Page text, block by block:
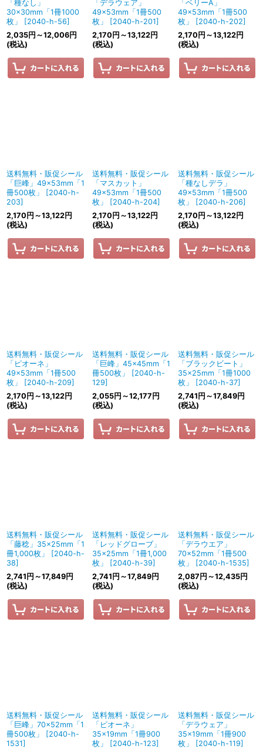
「種なし」
30×30mm「1冊1000
枚」
[2040-h-56]
2,035円 ～12,006円
(税込)
「デラウェア」
49×53mm「1冊500
枚」
[2040-h-201]
2,170 円 ～13,122円
(税込)
「ベリーA」
49×53mm「1冊500
枚」
[2040-h-202]
2,170 円 ～13,122円
(税込)
送料無料・販促シール
「巨峰」49×53mm「1
冊500枚」
[2040-h-
203]
2,170 円 ～13,122円
(税込)
送料無料・販促シール
「マスカット」
49×53mm「1冊500
枚」
[2040-h-204]
2,170 円 ～13,122円
(税込)
送料無料・販促シール
「種なしデラ」
49×53mm「1冊500
枚」
[2040-h-206]
2,170 円 ～13,122円
(税込)
送料無料・販促シール
「ピオーネ」
49×53mm「1冊500
枚」
[2040-h-209]
2,170 円 ～13,122円
(税込)
送料無料・販促シール
「巨峰」45×45mm「1
冊500枚」
[2040-h-
129]
2,055円 ～12,177 円
(税込)
送料無料・販促シール
「ブラックビート」
35×25mm「1冊1000
枚」
[2040-h-37]
2,741 円 ～17,849円
(税込)
送料無料・販促シール
「藤稔」35×25mm「1
冊1,000枚」
[2040-h-
38]
2,741 円 ～17,849円
(税込)
送料無料・販促シール
「レッドグローブ」
35×25mm「1冊1,000
枚」
[2040-h-39]
2,741 円 ～17,849円
(税込)
送料無料・販促シール
「デラウエア」
70×52mm「1冊500
枚」
[2040-h-1535]
2,087 円 ～12,435円
(税込)
送料無料・販促シール
「巨峰」70×52mm「1
冊500枚」
[2040-h-
1531]
送料無料・販促シール
「ピオーネ」
35×19mm「1冊900
枚」
[2040-h-123]
送料無料・販促シール
「デラウェア」
35×19mm「1冊900
枚」
[2040-h-119]